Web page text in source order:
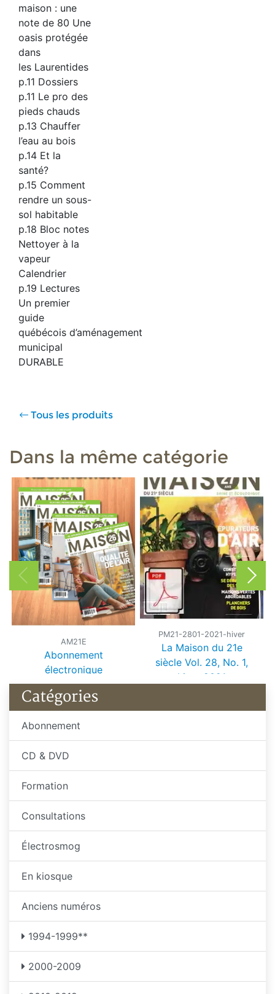
maison : une
note de 80 Une
oasis protégée
dans
les Laurentides
p.11 Dossiers
p.11 Le pro des
pieds chauds
p.13 Chauffer
l’eau au bois
p.14 Et la
santé?
p.15 Comment
rendre un sous-
sol habitable
p.18 Bloc notes
Nettoyer à la
vapeur
Calendrier
p.19 Lectures
Un premier
guide
québécois d’aménagement
municipal
DURABLE
Tous les produits
Dans la même catégorie
AM21E
Abonnement
électronique
PM21-2801-2021-hiver
La Maison du 21e
siècle Vol. 28, No. 1,
hiver 2021
Catégories
Abonnement
CD & DVD
Formation
Consultations
Électrosmog
En kiosque
Anciens numéros
1994-1999**
2000-2009